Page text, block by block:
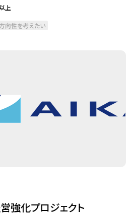
上
向性を考えたい
強化プロジェクト